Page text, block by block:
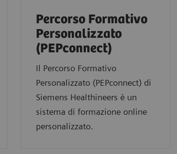
Percorso Formativo
Personalizzato
(PEPconnect)
Il Percorso Formativo
Personalizzato (PEPconnect) di
Siemens Healthineers è un
sistema di formazione online
personalizzato.